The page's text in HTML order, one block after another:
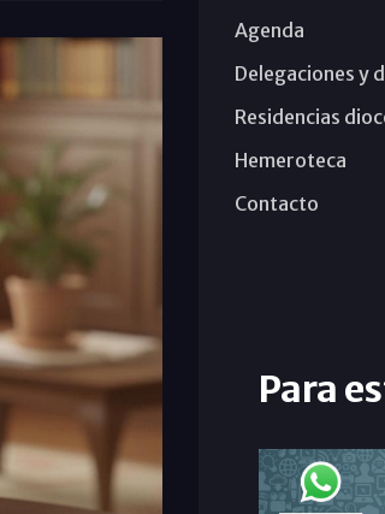
Agenda
Delegaciones y
Residencias
Hemeroteca
Contacto
Para